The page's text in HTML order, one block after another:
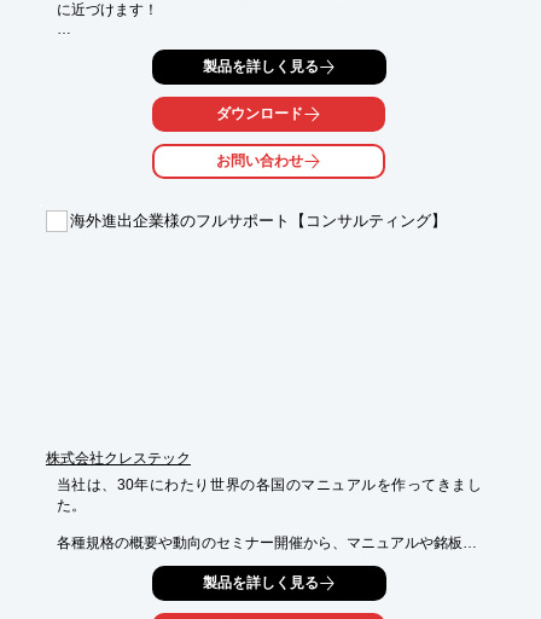
に近づけます！
【お客様にお願いすることは3つだけ】
■審査機関との窓口
※詳しくはPDFをダウンロードしていただくか、お気軽にお問い
合わせください。
製品を詳しく見る
ダウンロード
お問い合わせ
海外進出企業様のフルサポート【コンサルティング】
株式会社クレステック
当社は、30年にわたり世界の各国のマニュアルを作ってきまし
た。
各種規格の概要や動向のセミナー開催から、マニュアルや銘板、
梱包箱制作などの実作業まで、国際規格に関するプロフェッショ
全力でお客様の製品の海外市場進出を支えます。
製品を詳しく見る